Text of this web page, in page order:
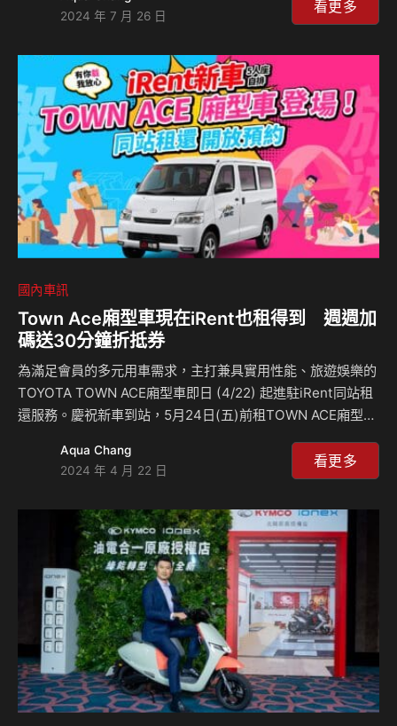
品牌獨家限定好禮，邀您輕鬆展開一段高質感的港都自駕之
旅。 Lexus首度與五星級飯店推出品牌主題套房 高雄洲際酒
理，不僅打造精緻奢華的住宿體驗，亦響應永續環保價值，開
幕以來獲獎不斷，近期更榮獲媒體頒發服務大評鑑金獎肯定，
其以人為本的顧客服務品質與永續精神，皆與Lexus悉心款
待、注重…
2024 年 7 月 26 日
看更多
國內車訊
Town Ace廂型車現在iRent也租得到 週週加
碼送30分鐘折抵券
為滿足會員的多元用車需求，主打兼具實用性能、旅遊娛樂的
TOYOTA TOWN ACE廂型車即日 (4/22) 起進駐iRent同站租
還服務。慶祝新車到站，5月24日(五)前租TOWN ACE廂型車
眾可盡速開啟App預約！ iRent導入TOWN ACE廂型車5人座
車款(自排)，車室空間輕鬆變化，後車廂可承載825公斤超大
或是旅遊行程如戶外運動、露營等，乘用商用皆宜；除了絕佳
車廂空間外，TOWN ACE廂型車搭載側滑門，超大開口設
計，無論搬運貨物或乘員進出都能自在無負擔。此外，
TOWN…
Aqua Chang
2024 年 4 月 22 日
看更多